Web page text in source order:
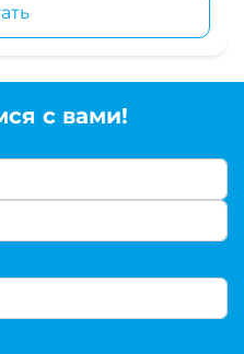
с вами!